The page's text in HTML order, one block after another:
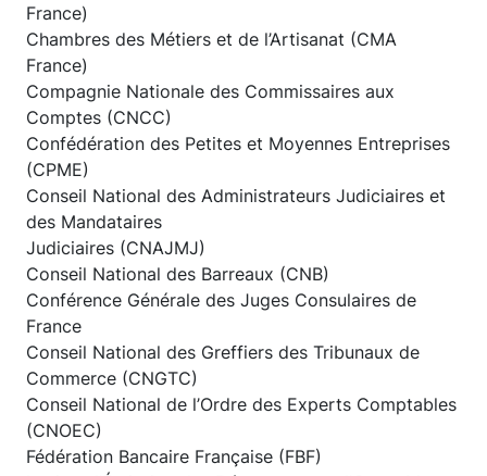
France)
Chambres des Métiers et de l’Artisanat (CMA
France)
Compagnie Nationale des Commissaires aux
Comptes (CNCC)
Confédération des Petites et Moyennes Entreprises
(CPME)
Conseil National des Administrateurs Judiciaires et
des Mandataires
Judiciaires (CNAJMJ)
Conseil National des Barreaux (CNB)
Conférence Générale des Juges Consulaires de
France
Conseil National des Greffiers des Tribunaux de
Commerce (CNGTC)
Conseil National de l’Ordre des Experts Comptables
(CNOEC)
Fédération Bancaire Française (FBF)